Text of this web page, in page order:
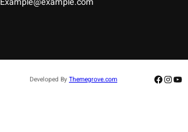
Developed By Themegrove.com